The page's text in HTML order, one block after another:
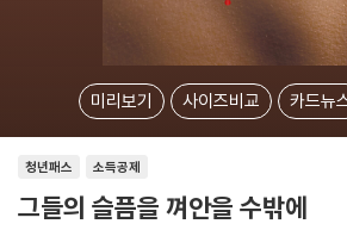
미리보기 사이즈비교 카드뉴
소득공제
청년패스
그들의 슬픔을 껴안을 수밖에